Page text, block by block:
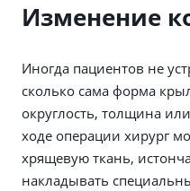
Изменение
Иногда пациентов не
сколько сама форма
округлость, толщина
ходе операции хирург
хрящевую ткань,
накладывать